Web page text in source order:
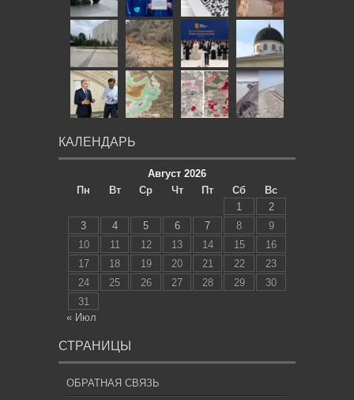
КАЛЕНДАРЬ
Август 2026
Пн
Вт Ср Чт Пт Сб
Вс
1
2
3
4 5 6 7 8
9
10
11 12 13 14 15
16
17
18 19 20 21 22
23
24
25 26 27 28 29
30
31
« Июл
СТРАНИЦЫ
ОБРАТНАЯ СВЯЗЬ